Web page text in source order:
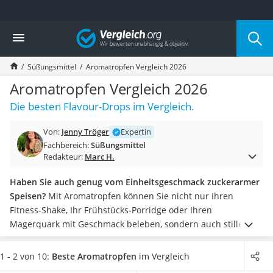
Die beliebtesten Vergleiche nach Kategorie
Lebensmittel
Schwarzkümmelöl
Knäckebrot
Schwarzkümmelöl-Kapseln
Manukahonig
Eiklar
Balsamico-Essig
Schwarzkümmelöl bio
Honig
Gemüsebrühe
Eiskaffee-Pulver
Irischer Whiskey
Grapefruitkernextrakt
Matcha-Set
Vergleich
Süßungsmittel Aromatropfen Vergleich 2026
Aromatropfen Vergleich 2026
Die besten Flavour-Drops im Vergleich.
Von: Jenny Tröger
Expertin
Fachbereich:Süßungsmittel
Redakteur: Marc H.
Haben Sie auch genug vom Einheitsgeschmack zuckerarmer
Speisen? Mit Aromatropfen können Sie nicht nur Ihren
Fitness-Shake, Ihr Frühstücks-Porridge oder Ihren
Magerquark mit Geschmack beleben, sondern auch stillem
Mineralwasser Leben einhauchen. Und das Beste daran:Sie
nehmen keine zusätzlichen Kalorien zu sich!
1 - 2 von 10: Beste Aromatropfen im Vergleich